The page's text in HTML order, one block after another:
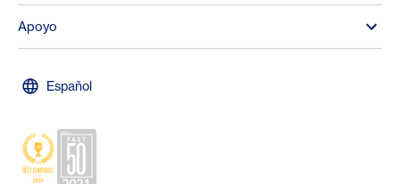
Apoyo
Español